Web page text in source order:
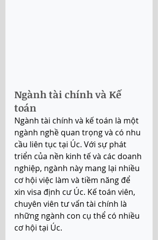
Ngành tài chính và Kế
toán
Ngành tài chính và kế toán là một
ngành nghề quan trọng và có nhu
cầu liên tục tại Úc. Với sự phát
triển của nền kinh tế và các doanh
nghiệp, ngành này mang lại nhiều
cơ hội việc làm và tiềm năng để
xin visa định cư Úc. Kế toán viên,
chuyên viên tư vấn tài chính là
những ngành con cụ thể có nhiều
cơ hội tại Úc.